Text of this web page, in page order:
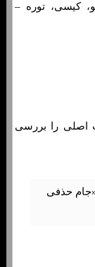
کیسی، توره –
اصلی را بررسی